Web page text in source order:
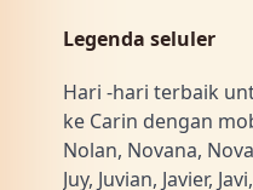
Legenda seluler
Hari -hari terbaik
ke Carin dengan
Nolan, Novana,
Juy, Juvian, Javier,